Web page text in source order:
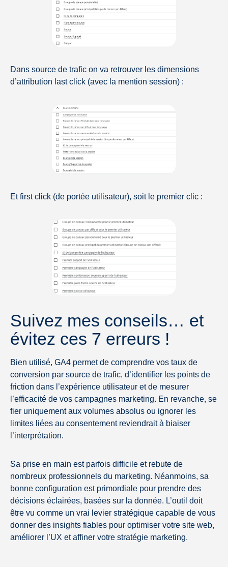
Dans source de trafic on va retrouver les dimensions
d’attribution last click (avec la mention session) :
Et first click (de portée utilisateur), soit le premier clic :
Suivez mes conseils… et
évitez ces 7 erreurs !
Bien utilisé, GA4 permet de comprendre vos taux de
conversion par source de trafic, d’identifier les points de
friction dans l’expérience utilisateur et de mesurer
l’efficacité de vos campagnes marketing. En revanche, se
fier uniquement aux volumes absolus ou ignorer les
limites liées au consentement reviendrait à biaiser
l’interprétation.
Sa prise en main est parfois difficile et rebute de
nombreux professionnels du marketing. Néanmoins, sa
bonne configuration est primordiale pour prendre des
décisions éclairées, basées sur la donnée. L’outil doit
être vu comme un vrai levier stratégique capable de vous
donner des insights fiables pour optimiser votre site web,
améliorer l’UX et affiner votre stratégie marketing.